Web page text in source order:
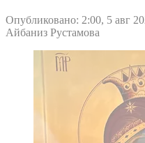
Опубликовано: 2:00, 5 авг
Айбаниз Рустамова